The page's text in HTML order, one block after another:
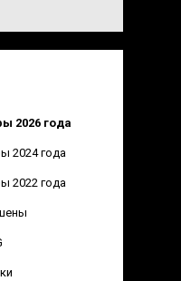
2026 года
2024 года
2022 года